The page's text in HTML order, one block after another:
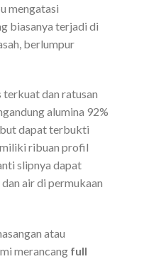
mengatasi
biasanya terjadi di
berlumpur
dan ratusan
alumina 92%
dapat terbukti
ribuan profil
slipnya dapat
air di permukaan
atau
merancangfull